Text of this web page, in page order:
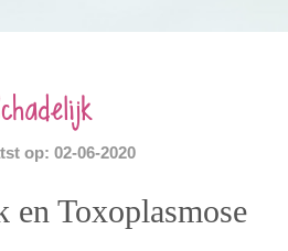
op: 02-06-2020
en Toxoplasmose